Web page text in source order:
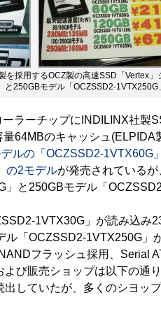
を採用するOCZ製の高速SSD「Vertex」
250GBモデル「OCZSSD2-1VTX250G
ラーチップにINDILINX社製
64MBのキャッシュ(ELPIDA
ルの「OCZSSD2-1VTX60G
の2モデルが発売されているが
と250GBモデル「
1VTX30G」が読み込み
「OCZSSD2-1VTX250G」
フラッシュ採用、Serial
び販売ショップは以下の通
していたが、多くのシヨッ